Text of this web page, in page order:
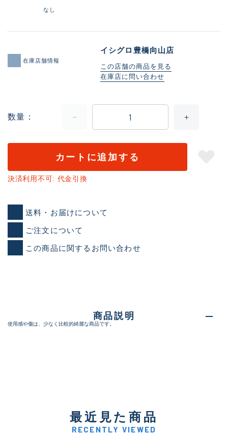
なし
在庫店舗情報
イシグロ豊橋向山店
この店舗の商品を見る
在庫店に問い合わせ
数量
カートに追加する
決済利用不可: 代金引換
送料・お届けについて
ご注文について
この商品に関するお問い合わせ
商品説明
使用感や傷は、少なく比較的綺麗な商品です。
最近見た商品
RECENTLY VIEWED